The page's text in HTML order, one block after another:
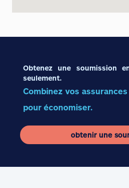
Obtenez une soumission
seulement.
Combinez vos
pour économiser.
obtenir une